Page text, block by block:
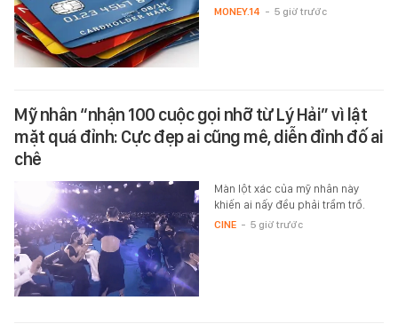
MONEY.14 - 5 giờ trước
Mỹ nhân “nhận 100 cuộc gọi nhỡ từ Lý Hải” vì lật
mặt quá đỉnh: Cực đẹp ai cũng mê, diễn đỉnh đố ai
chê
Màn lột xác của mỹ nhân này
khiến ai nấy đều phải trầm trồ.
CINE - 5 giờ trước